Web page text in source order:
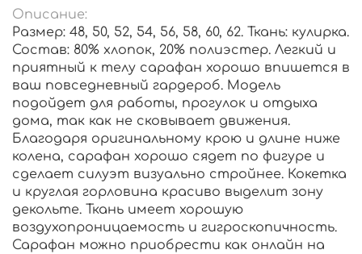
Описание:
Размер: 48, 50, 52, 54, 56, 58, 60, 62. Ткань: кулирка.
Состав: 80% хлопок, 20% полиэстер. Легкий и
приятный к телу сарафан хорошо впишется в
ваш повседневный гардероб. Модель
подойдет для работы, прогулок и отдыха
дома, так как не сковывает движения.
Благодаря оригинальному крою и длине ниже
колена, сарафан хорошо сядет по фигуре и
сделает силуэт визуально стройнее. Кокетка
и круглая горловина красиво выделит зону
декольте. Ткань имеет хорошую
воздухопроницаемость и гигроскопичность.
Сарафан можно приобрести как онлайн на